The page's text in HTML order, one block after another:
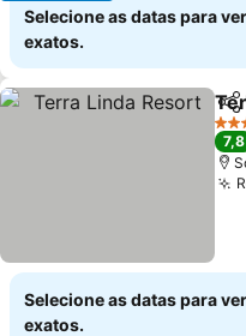
Selecione as datas para
exatos.
3
7,8
Selecione as datas para
exatos.